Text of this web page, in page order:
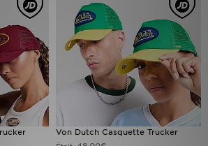
Von Dutch Casquette Trucker